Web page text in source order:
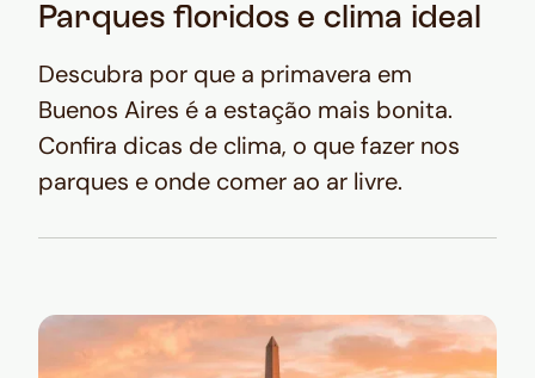
Parques floridos e clima ideal
Descubra por que a primavera em
Buenos Aires é a estação mais bonita.
Confira dicas de clima, o que fazer nos
parques e onde comer ao ar livre.